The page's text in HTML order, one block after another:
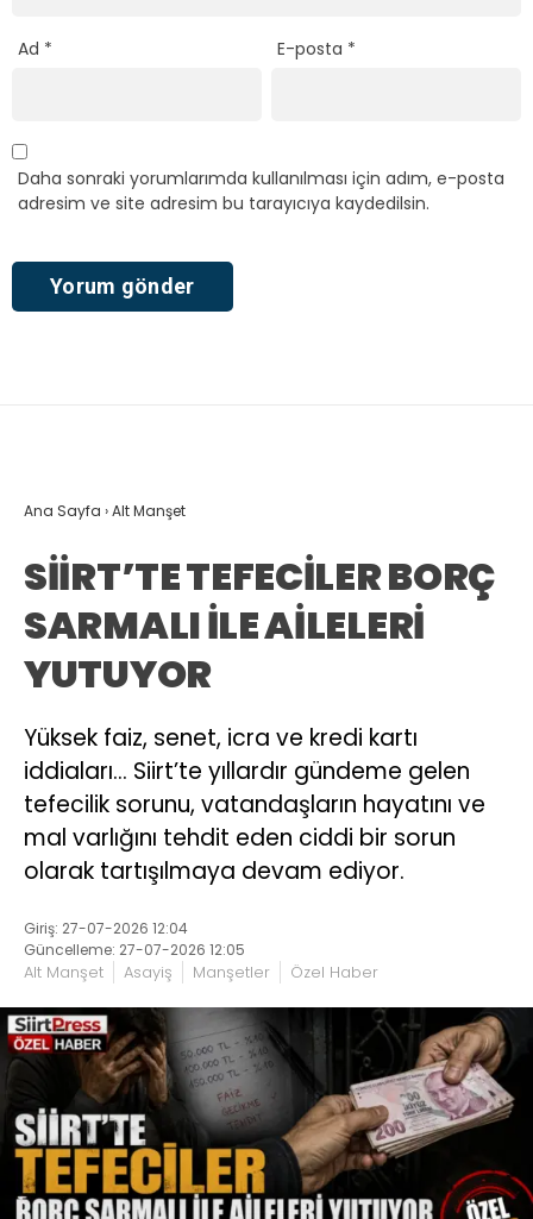
Ad * E-posta *
Daha sonraki yorumlarımda kullanılması için adım, e-posta
adresim ve site adresim bu tarayıcıya kaydedilsin.
Ana Sayfa ›Alt Manşet
SİİRT’TE TEFECİLER BORÇ
SARMALI İLE AİLELERİ
YUTUYOR
Yüksek faiz, senet, icra ve kredi kartı
iddiaları… Siirt’te yıllardır gündeme gelen
tefecilik sorunu, vatandaşların hayatını ve
mal varlığını tehdit eden ciddi bir sorun
olarak tartışılmaya devam ediyor.
Giriş: 27-07-2026 12:04
Güncelleme: 27-07-2026 12:05
Alt Manşet Asayiş Manşetler Özel Haber